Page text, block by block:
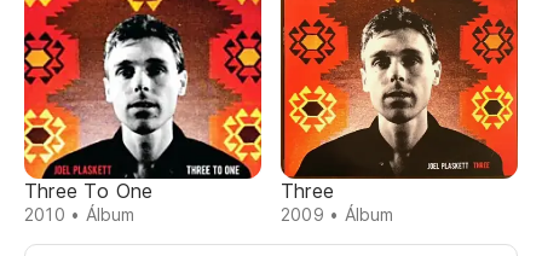
Three To One
2010 • Álbum
Three
2009 • Álbum